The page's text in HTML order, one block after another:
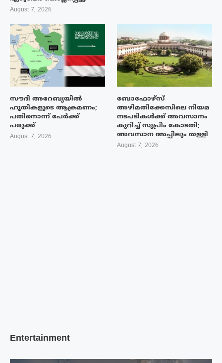
August 7, 2026
സൗദി അറേബ്യയിൽ
ഹൂതികളുടെ ആക്രമണം;
പതിനൊന്ന് പേർക്ക്
പരുക്ക്
August 7, 2026
ബോഫോഴ്‌സ്
അഴിമതിക്കേസിലെ നിയമ
നടപടികൾക്ക് അവസാനം
കുറിച്ച് സുപ്രീം കോടതി;
അവസാന അപ്പീലും തള്ളി
August 7, 2026
Entertainment